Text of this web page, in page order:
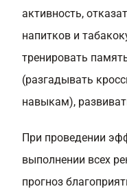
активность,
напитков и
тренировать
(разгадывать
навыкам),
При проведении
выполнении всех
прогноз